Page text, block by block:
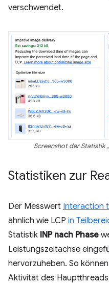
verschwendet.
Screenshot der Statistik
Statistiken zur
Der Messwert Interaction
ähnlich wie LCP in
Statistik INP nach Phase
Leistungszeitachse
hervorzuheben. So
Aktivität des